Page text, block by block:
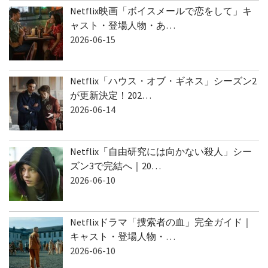
Netflix映画「ボイスメールで恋をして」キ
ャスト・登場人物・あ…
2026-06-15
Netflix「ハウス・オブ・ギネス」シーズン2
が更新決定！202…
2026-06-14
Netflix「自由研究には向かない殺人」シー
ズン3で完結へ｜20…
2026-06-10
Netflixドラマ「捜索者の血」完全ガイド｜
キャスト・登場人物・…
2026-06-10